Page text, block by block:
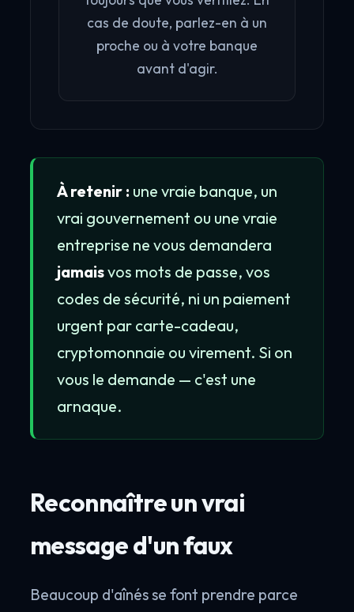
cas de doute, parlez-en à un
proche ou à votre banque
avant d'agir.
À retenir : une vraie banque, un
vrai gouvernement ou une vraie
entreprise ne vous demandera
jamaisvos mots de passe, vos
codes de sécurité, ni un paiement
urgent par carte-cadeau,
cryptomonnaie ou virement. Si on
vous le demande — c'est une
arnaque.
Reconnaître un vrai
message d'un faux
Beaucoup d'aînés se font prendre parce